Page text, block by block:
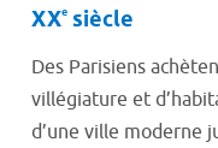
XXe siècle
Des Parisiens
villégiature et
d’une ville moderne